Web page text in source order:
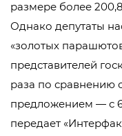
размере более
Однако депутаты
«золотых
представителей
раза по сравнению
предложением — с
передает